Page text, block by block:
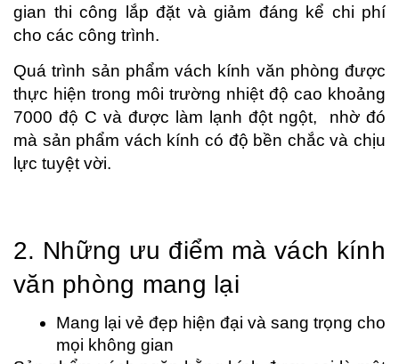
gian thi công lắp đặt và giảm đáng kể chi phí
cho các công trình.
Quá trình sản phẩm vách kính văn phòng được
thực hiện trong môi trường nhiệt độ cao khoảng
7000 độ C và được làm lạnh đột ngột,  nhờ đó
mà sản phẩm vách kính có độ bền chắc và chịu
lực tuyệt vời.
2. Những ưu điểm mà vách kính
văn phòng mang lại
Mang lại vẻ đẹp hiện đại và sang trọng cho
mọi không gian